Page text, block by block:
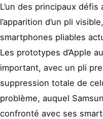
L’un des principaux
l’apparition d’un pli
smartphones pliables
Les prototypes d’Apple
important, avec un pli
suppression totale de
problème, auquel
confronté avec ses